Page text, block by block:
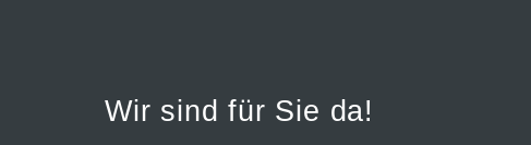
Wir sind für Sie da!